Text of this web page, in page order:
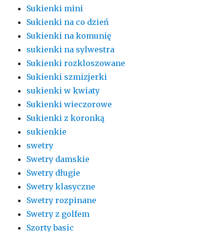
Sukienki mini
Sukienki na co dzień
Sukienki na komunię
sukienki na sylwestra
Sukienki rozkloszowane
Sukienki szmizjerki
sukienki w kwiaty
Sukienki wieczorowe
Sukienki z koronką
sukienkie
swetry
Swetry damskie
Swetry długie
Swetry klasyczne
Swetry rozpinane
Swetry z golfem
Szorty basic